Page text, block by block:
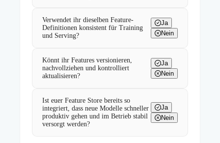
Verwendet ihr dieselben Feature-
Definitionen konsistent für Training
und Serving?
Ja
Nein
Könnt ihr Features versionieren,
nachvollziehen und kontrolliert
aktualisieren?
Ja
Nein
Ist euer Feature Store bereits so
integriert, dass neue Modelle schneller
produktiv gehen und im Betrieb stabil
versorgt werden?
Ja
Nein